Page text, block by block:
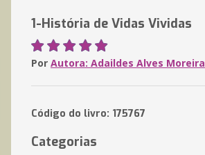
1-História de Vidas Vividas
Por Autora: Adaildes Alves Moreira
Código do livro: 175767
Categorias